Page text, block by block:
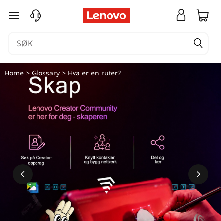
H
e
gå til hovedinnhold
Home> Glossary> Hva er en ruter?